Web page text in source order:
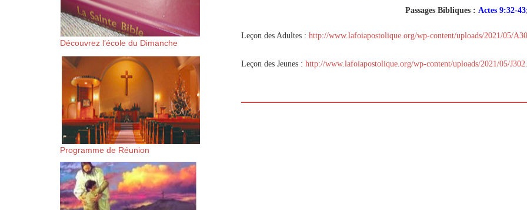
diminuer
le
volume.
http://www.lafoiapostolique.org/wp-content/uploads/2018/06/Dieu-tout-puissant.mp3
http://www.lafoiapostolique.org/wp-content/uploads/2018/06/Cantique-tel-que-je-
suis-sans-rien-a-moi.mp3 http://www.lafoiapostolique.org/wp-
content/uploads/2018/06/Es-tu-lasse-rempli-de-tritesse.mp3
Découvrez l’école du Dimanche
Programme de Réunion
Passages Bibliques : Actes 9:32-
Leçon des Adultes : http://www.lafoiapostolique.org/wp-content/uploads/2021/05/
Leçon des Jeunes : http://www.lafoiapostolique.org/wp-content/uploads/2021/05/